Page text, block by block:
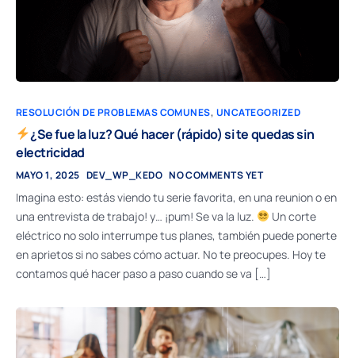
RESOLUCIÓN DE PROBLEMAS COMUNES, UNCATEGORIZED
¿Se fue la luz? Qué hacer (rápido) si te quedas sin
electricidad
MAYO 1, 2025 DEV_WP_KEDO NO COMMENTS YET
Imagina esto: estás viendo tu serie favorita, en una reunion o en
una entrevista de trabajo! y… ¡pum! Se va la luz.
Un corte
eléctrico no solo interrumpe tus planes, también puede ponerte
en aprietos si no sabes cómo actuar. No te preocupes. Hoy te
contamos qué hacer paso a paso cuando se va […]